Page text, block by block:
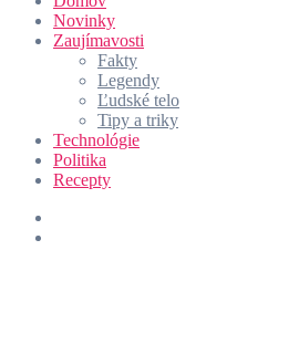
Novinky
Zaujímavosti
Fakty
Legendy
Ľudské telo
Tipy a triky
Technológie
Politika
Recepty